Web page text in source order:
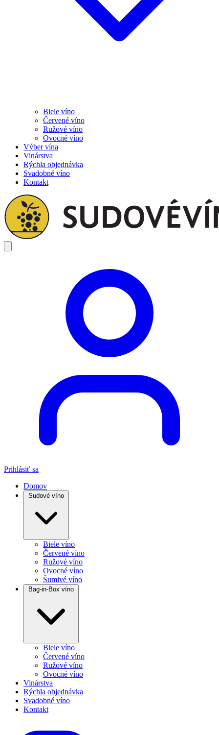
Biele víno
Červené víno
Ružové víno
Ovocné víno
Výber vína
Vinárstva
Rýchla objednávka
Svadobné víno
Kontakt
Prihlásiť sa
Domov
Sudové víno
Biele víno
Červené víno
Ružové víno
Ovocné víno
Šumivé víno
Bag-in-Box víno
Biele víno
Červené víno
Ružové víno
Ovocné víno
Vinárstva
Rýchla objednávka
Svadobné víno
Kontakt